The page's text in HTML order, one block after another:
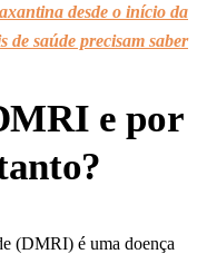
desde o início da
de saúde precisam saber
e por
(DMRI) é uma doença